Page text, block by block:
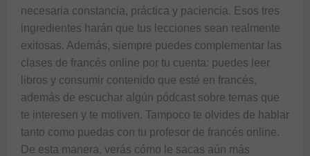
necesaria constancia, práctica y paciencia. Esos tres
ingredientes harán que tus lecciones sean realmente
exitosas. Además, siempre puedes complementar las
clases de francés online por tu cuenta: puedes leer
libros y consumir contenido que esté en francés,
además de escuchar algún pódcast sobre temas que
te interesen y te motiven. Tampoco te olvides de hablar
tanto como puedas con tu profesor de francés online.
De esta manera, verás cómo le sacas aún más